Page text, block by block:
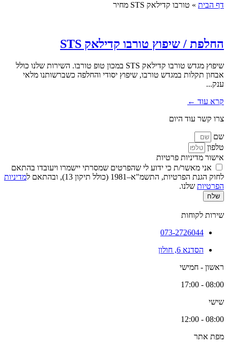
דף הבית » טורבו קדילאק STS מחיר
החלפת / שיפוץ טורבו קדילאק STS
שיפוץ מגדש טורבו קדילאק STS במכון טופ טורבו. השירות שלנו כולל
אבחון תקלות במגדש טורבו, שיפוץ יסודי והחלפה כשברשותנו מלאי
ענק...
קרא עוד ←
צרו קשר עוד היום
שם
טלפון
אישור מדיניות פרטיות
אני מאשר/ת כי ידוע לי שהפרטים שמסרתי יישמרו ויעובדו בהתאם
לחוק הגנת הפרטיות, התשמ"א–1981 (כולל תיקון 13), ובהתאם ל
מדיניות
הפרטיות שלנו.
שלח
שירות לקוחות
073-2726044
הסדנא 6, חולון
ראשון - חמישי
08:00 - 17:00
שישי
08:00 - 12:00
מפת אתר